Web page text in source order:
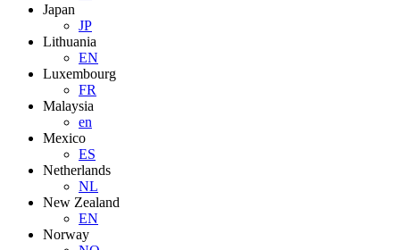
Japan
JP
Lithuania
EN
Luxembourg
FR
Malaysia
en
Mexico
ES
Netherlands
NL
New Zealand
EN
Norway